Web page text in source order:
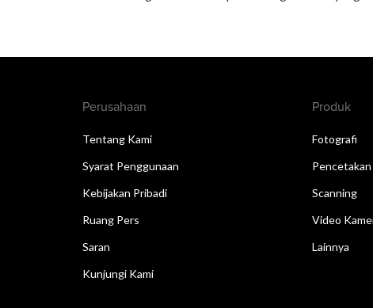
Perusahaan
Tentang Kami
Syarat Penggunaan
Kebijakan Pribadi
Ruang Pers
Saran
Kunjungi Kami
Produk
Fotografi
Pencetakan
Scanning
Video
Lainnya